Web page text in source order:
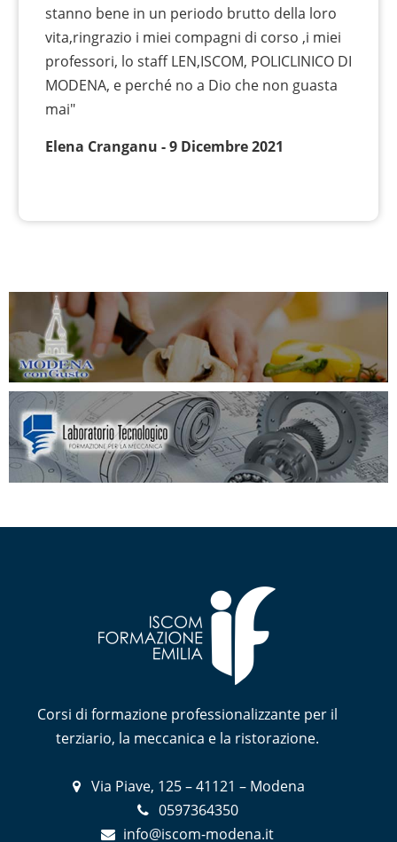
stanno bene in un periodo brutto della loro
vita,ringrazio i miei compagni di corso ,i miei
professori, lo staff LEN,ISCOM, POLICLINICO DI
MODENA, e perché no a Dio che non guasta
mai"
Elena Cranganu - 9 Dicembre 2021
Corsi di formazione professionalizzante per il
terziario, la meccanica e la ristorazione.
Via Piave, 125 – 41121 – Modena
0597364350
info@iscom-modena.it